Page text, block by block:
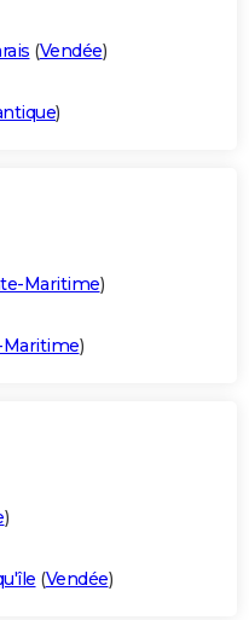
(Vendée)
)
Maritime)
)
)
(Vendée)